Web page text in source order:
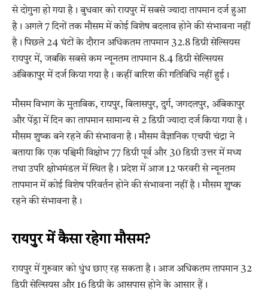
से दोगुना हो गया है। बुधवार को रायपुर में सबसे ज्यादा तापमान दर्ज हुआ
है। अगले 7 दिनों तक मौसम में कोई विशेष बदलाव होने की संभावना नहीं
है। पिछले 24 घंटों के दौरान अधिकतम तापमान 32.8 डिग्री सेल्सियस
रायपुर में, जबकि सबसे कम न्यूनतम तापमान 8.4 डिग्री सेल्सियस
अंबिकापुर में दर्ज किया गया है। कहीं बारिश की गतिविधि नहीं हुई।
मौसम विभाग के मुताबिक, रायपुर, बिलासपुर, दुर्ग, जगदलपुर, अंबिकापुर
और पेंड्रा में दिन का तापमान सामान्य से 2 डिग्री ज्यादा दर्ज किया गया है।
मौसम शुष्क बने रहने की संभावना है। मौसम वैज्ञानिक एचपी चंद्रा ने
बताया कि एक पश्चिमी विक्षोभ 77 डिग्री पूर्व और 30 डिग्री उत्तर में मध्य
तथा उपरि क्षोभमंडल में स्थित है। प्रदेश में आज 12 फरवरी से न्यूनतम
तापमान में कोई विशेष परिवर्तन होने की संभावना नहीं है। मौसम शुष्क
रहने की संभावना है।
रायपुर में कैसा रहेगा मौसम?
रायपुर में गुरुवार को धुंध छाए रह सकता है। आज अधिकतम तापमान 32
डिग्री सेल्सियस और 16 डिग्री के आसपास होने के आसार हैं।